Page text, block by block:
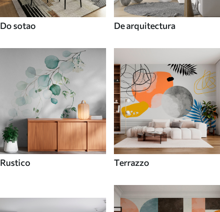
Do sotao De arquitectura
Rustico Terrazzo